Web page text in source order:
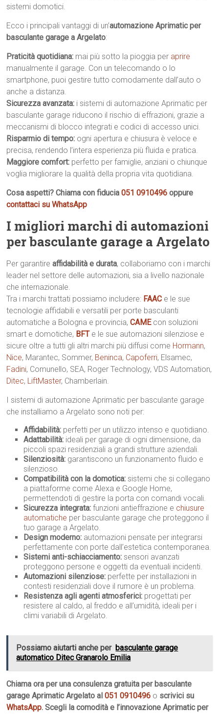
sistemi domotici.
Ecco i principali vantaggi di un’automazione Aprimatic per
basculante garage a Argelato:
Praticità quotidiana: mai più sotto la pioggia per aprire
manualmente il garage. Con un telecomando o lo
smartphone, puoi gestire tutto comodamente dall’auto o
anche a distanza.
Sicurezza avanzata: i sistemi di automazione Aprimatic per
basculante garage riducono il rischio di effrazioni, grazie a
meccanismi di blocco integrati e codici di accesso unici.
Risparmio di tempo: ogni apertura e chiusura è veloce e
precisa, rendendo l’intera esperienza più fluida e pratica.
Maggiore comfort: perfetto per famiglie, anziani o chiunque
voglia migliorare la qualità della propria vita quotidiana.
Cosa aspetti? Chiama con fiducia051 0910496 oppure
contattaci su WhatsApp
I migliori marchi di automazioni
per basculante garage a Argelato
Per garantireaffidabilità e durata, collaboriamo con i marchi
leader nel settore delle automazioni, sia a livello nazionale
che internazionale.
Tra i marchi trattati possiamo includere: FAAC e le sue
tecnologie affidabili e versatili per porte basculanti
automatiche a Bologna e provincia,CAME con soluzioni
smart e domotiche, BFT e le sue automazioni silenziose e
sicure oltre a tutti gli altri marchi più diffusi come Hormann,
Nice, Marantec, Sommer, Beninca, Capoferri, Elsamec,
Fadini, Comunello, SEA, Roger Technology, VDS Automation,
Ditec, LiftMaster, Chamberlain.
I sistemi di automazione Aprimatic per basculante garage
che installiamo a Argelato sono noti per:
Affidabilità: perfetti per un utilizzo intenso e quotidiano.
Adattabilità: ideali per garage di ogni dimensione, da
piccoli spazi residenziali a grandi strutture aziendali.
Silenziosità: garantiscono un funzionamento fluido e
silenzioso.
Compatibilità con la domotica: sistemi che si collegano
a piattaforme come Alexa e Google Home,
permettendoti di gestire la porta con comandi vocali.
Sicurezza integrata: funzioni antieffrazione e chiusure
automatiche per basculante garage che proteggono il
tuo garage a Argelato.
Design moderno: automazioni pensate per integrarsi
perfettamente con porte dall’estetica contemporanea.
Sistemi anti-schiacciamento: sensori avanzati
proteggono persone e oggetti da eventuali incidenti.
Automazioni silenziose: perfette per installazioni in
contesti residenziali dove il rumore è un problema.
Resistenza agli agenti atmosferici: progettati per
resistere al caldo, al freddo e all’umidità, ideali per i
climi variabili di Argelato.
Possiamo aiutarti anche per basculante garage
automatico Ditec Granarolo Emilia
Chiama ora per una consulenza gratuita per basculante
garage Aprimatic Argelato al051 0910496 o scrivici su
WhatsApp. Scegli la comodità e l’innovazione Aprimatic per